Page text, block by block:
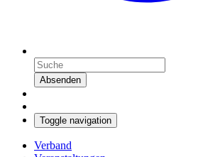
Absenden
Toggle navigation
Verband